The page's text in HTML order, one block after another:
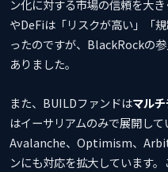
ン化に対する市場の信頼を大
やDeFiは「リスクが高い」「
ったのですが、BlackRockの
ありました。
また、BUILDファンドはマル
はイーサリアムのみで展開し
Avalanche、Optimism、
ンにも対応を拡大しています